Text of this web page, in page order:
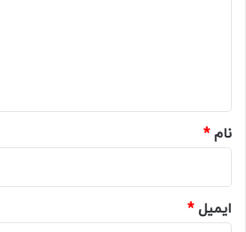
نام*
ایمیل*